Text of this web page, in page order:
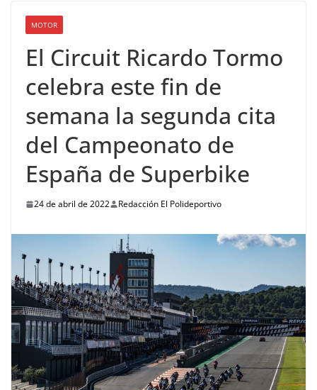
MOTOR
El Circuit Ricardo Tormo
celebra este fin de
semana la segunda cita
del Campeonato de
España de Superbike
24 de abril de 2022 Redacción El Polideportivo